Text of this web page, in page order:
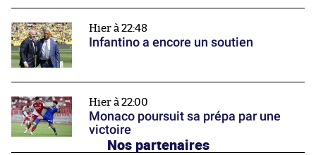
Hier à 22:48
Infantino a encore un soutien
Hier à 22:00
Monaco poursuit sa prépa par une
victoire
Nos partenaires